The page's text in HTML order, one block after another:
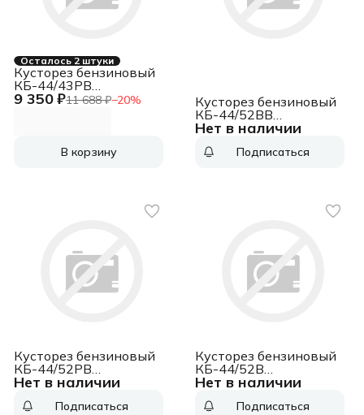
Осталось 2 штуки
9 350 ₽11 688 ₽−20%
Кусторез бензиновый
КБ-44/43РВ
ИНТЕРСКОЛ 898.0.0.70
В корзину
Нет в наличии
Кусторез бензиновый
КБ-44/52ВВ
ИНТЕРСКОЛ 910.0.0.70
Подписаться
Нет в наличии
Кусторез бензиновый
КБ-44/52РВ
ИНТЕРСКОЛ 899.0.0.70
Подписаться
Нет в наличии
Кусторез бензиновый
КБ-44/52В
ИНТЕРСКОЛ 897.0.0.70
Подписаться